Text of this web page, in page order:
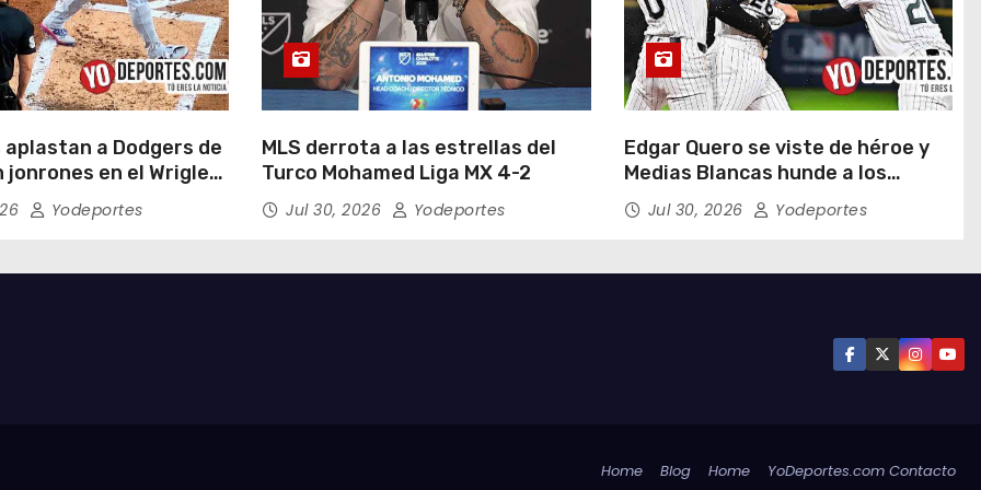
a Dodgers de
jonrones en el Wrigley
Yodeportes
MLS derrota a las estrellas del
Turco Mohamed Liga MX 4-2
Jul 30, 2026 Yodeportes
Edgar Quero se viste de héroe y
Medias Blancas hunde a los
Yankees de Nueva York en doce
entradas
Jul 30, 2026 Yodeportes
Home Blog Home YoDeportes.com Contacto